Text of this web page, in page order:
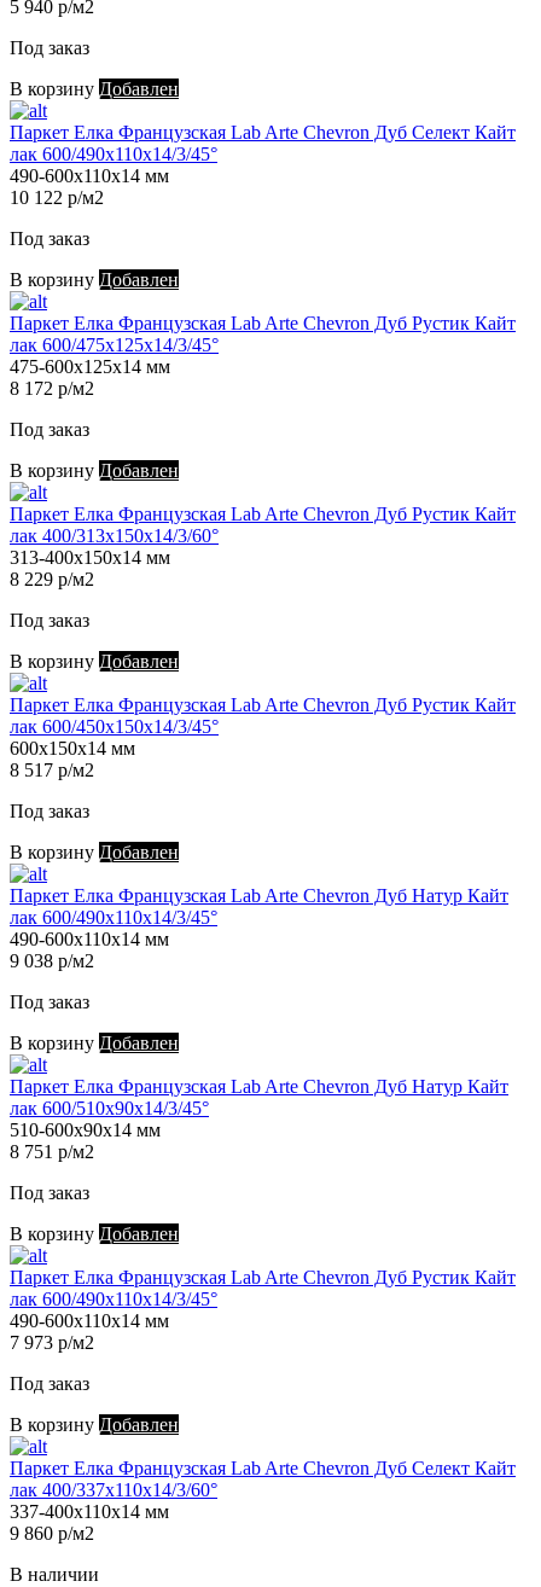
5 940 р/м2
Под заказ
В корзину Добавлен
Паркет Елка Французская Lab Arte Chevron Дуб Селект Кайт
лак 600/490х110х14/3/45°
490-600х110х14 мм
10 122 р/м2
Под заказ
В корзину Добавлен
Паркет Елка Французская Lab Arte Chevron Дуб Рустик Кайт
лак 600/475х125х14/3/45°
475-600х125х14 мм
8 172 р/м2
Под заказ
В корзину Добавлен
Паркет Елка Французская Lab Arte Chevron Дуб Рустик Кайт
лак 400/313х150х14/3/60°
313-400х150х14 мм
8 229 р/м2
Под заказ
В корзину Добавлен
Паркет Елка Французская Lab Arte Chevron Дуб Рустик Кайт
лак 600/450х150х14/3/45°
600х150х14 мм
8 517 р/м2
Под заказ
В корзину Добавлен
Паркет Елка Французская Lab Arte Chevron Дуб Натур Кайт
лак 600/490х110х14/3/45°
490-600х110х14 мм
9 038 р/м2
Под заказ
В корзину Добавлен
Паркет Елка Французская Lab Arte Chevron Дуб Натур Кайт
лак 600/510х90х14/3/45°
510-600х90х14 мм
8 751 р/м2
Под заказ
В корзину Добавлен
Паркет Елка Французская Lab Arte Chevron Дуб Рустик Кайт
лак 600/490х110х14/3/45°
490-600х110х14 мм
7 973 р/м2
Под заказ
В корзину Добавлен
Паркет Елка Французская Lab Arte Chevron Дуб Селект Кайт
лак 400/337х110х14/3/60°
337-400х110х14 мм
9 860 р/м2
В наличии